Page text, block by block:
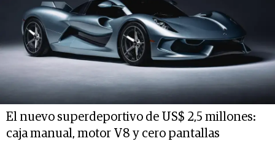
El nuevo superdeportivo de US$ 2,5 millones:
caja manual, motor V8 y cero pantallas